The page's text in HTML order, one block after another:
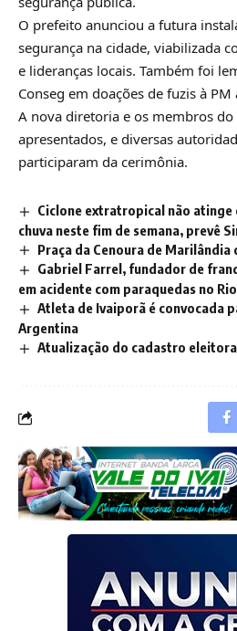
O prefeito anunciou a futura
segurança na cidade, viabilizada
e lideranças locais. Também foi
Conseg em doações de fuzis à
A nova diretoria e os membros
apresentados, e diversas
participaram da cerimônia.
Ciclone extratropical não atinge
chuva neste fim de semana, prevê
Praça da Cenoura de
Gabriel Farrel, fundador de
em acidente com paraquedas no Rio
Atleta de Ivaiporã é convocada
Argentina
Atualização do cadastro